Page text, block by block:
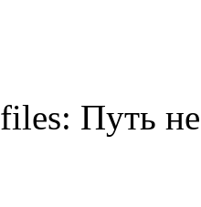
Путь не